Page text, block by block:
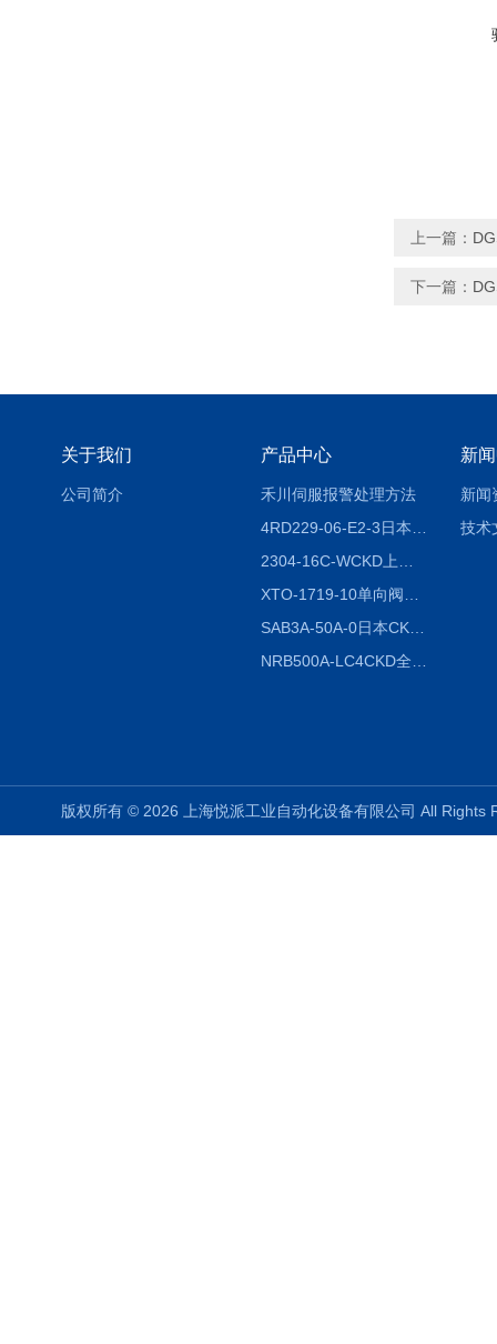
上一篇：
下一篇：
关于我们
公司简介
产品中心
禾川伺服报警处理方法
SAB3A-50A-0日本CKD全国授权代理
新
新闻
技术
版权所有 © 2026 上海悦派工业自动化设备有限公司 All